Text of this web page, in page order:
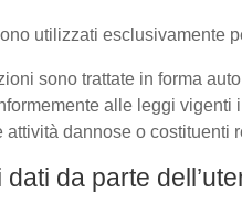
utilizzati esclusivamente
sono trattate in forma
alle leggi
dannose o costituenti
da parte